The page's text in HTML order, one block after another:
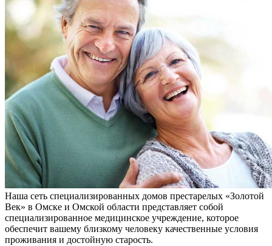
Наша сеть специализированных домов престарелых «Золотой
Век» в Омске и Омской области представляет собой
специализированное медицинское учреждение, которое
обеспечит вашему близкому человеку качественные условия
проживания и достойную старость.